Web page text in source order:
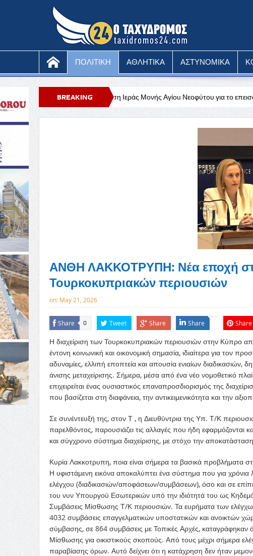
ΠΟΛΙΤΙΚΗ ΑΘΛΗΤΙΚΑ ΑΣΤΥΝΟΜΙΚΑ
BREAKING
NEWS
Θέση Ιεράς Μονής Αγίου Νεοφύτου για το επεισόδιο Φρόσω
στην Τηλλυρία
ΑΝΘΗ ΛΑΚΚΟΤΡΥΠΗ: Νέα εποχή
Τουρκοκυπριακών περιουσιών
on: May 21, 2026
Share 0 Tweet Share Share Share
Η διαχείριση των Τουρκοκυπριακών περιουσιών στην Κύπρο
έντονη κοινωνική και οικονομική σημασία, ιδιαίτερα για τον
αδυναμίες, ελλιπή εποπτεία και απουσία ενιαίων διαδικασιών,
άνισης μεταχείρισης. Σήμερα, μέσα από ένα νέο νομοθετικό
επιχειρείται ένας ουσιαστικός επαναπροσδιορισμός της
που βασίζεται στη διαφάνεια, την αντικειμενικότητα και την
Σε συνέντευξή της, στον Τ , η Διευθύντρια της Υπ. Τ/Κ
παρελθόντος, παρουσιάζει τις αλλαγές που ήδη εφαρμόζονται
και σύγχρονο σύστημα διαχείρισης, με στόχο την
Κυρία Λακκοτρυπη, ποια είναι σήμερα τα βασικά προβλήματα
Η υφιστάμενη εικόνα αποκαλύπτει ένα σύστημα που για χρόνια
ελέγχου (διαδικασιών/αποφάσεων/συμβάσεων), όσο και σε
του νυν Υπουργού Εσωτερικών υπό την ιδιότητά του ως
Συμβάσεις Μίσθωσης Τ/Κ περιουσιών. Τα ευρήματα των
4032 συμβάσεις επαγγελματικών υποστατικών και ανοικτών
σύμβασης, σε 864 συμβάσεις με Τοπικές Αρχές, καταγράφηκαν
Μίσθωσης για οικιστικούς σκοπούς. Από τους μέχρι σήμερα
παραβίασης όρων. Αυτό δείχνει ότι η κατάχρηση δεν ήταν